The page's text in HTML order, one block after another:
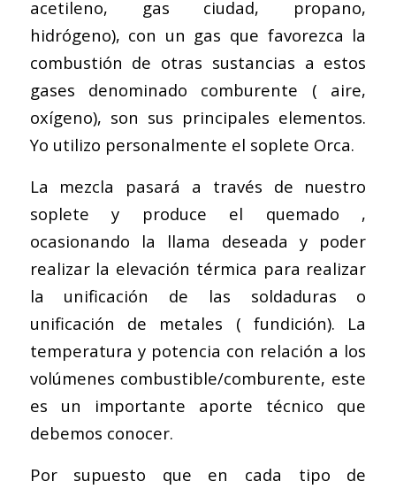
acetileno, gas ciudad, propano,
hidrógeno), con un gas que favorezca la
combustión de otras sustancias a estos
gases denominado comburente ( aire,
oxígeno), son sus principales elementos.
Yo utilizo personalmente el soplete Orca.
La mezcla pasará a través de nuestro
soplete y produce el quemado ,
ocasionando la llama deseada y poder
realizar la elevación térmica para realizar
la unificación de las soldaduras o
unificación de metales ( fundición). La
temperatura y potencia con relación a los
volúmenes combustible/comburente, este
es un importante aporte técnico que
debemos conocer.
Por supuesto que en cada tipo de